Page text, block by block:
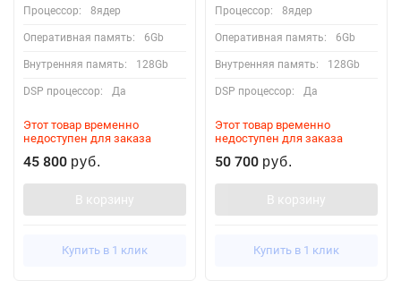
Процессор: 8ядер
Оперативная память: 6Gb
Внутренняя память: 128Gb
DSP процессор: Да
Этот товар временно
недоступен для заказа
45 800 руб.
В корзину
Купить в 1 клик
Процессор: 8ядер
Оперативная память: 6Gb
Внутренняя память: 128Gb
DSP процессор: Да
Этот товар временно
недоступен для заказа
50 700 руб.
В корзину
Купить в 1 клик